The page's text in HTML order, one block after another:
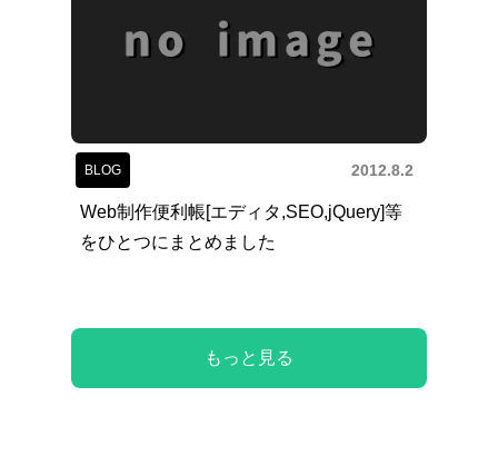
BLOG 2012.8.2
Web制作便利帳[エディタ,SEO,jQuery]等
をひとつにまとめました
もっと見る